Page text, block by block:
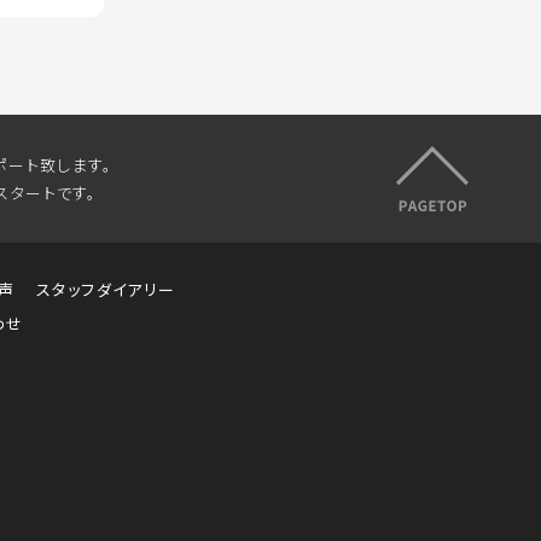
ト致します。
ートです。
スタッフダイアリー
せ